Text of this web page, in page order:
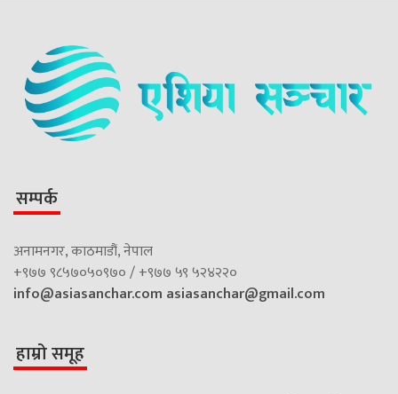
सम्पर्क
अनामनगर, काठमाडौं, नेपाल
+९७७ ९८५७०५०९७० / +९७७ ५९ ५२४२२०
info@asiasanchar.com asiasanchar@gmail.com
हाम्रो समूह